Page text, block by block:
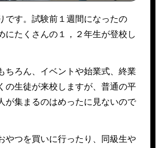
にたくさんの１，２年生が登校し
ちろん、イベントや始業式、終業
の生徒が来校しますが、普通の平
が集まるのはめったに見ないので
やつを買いに行ったり、同級生や